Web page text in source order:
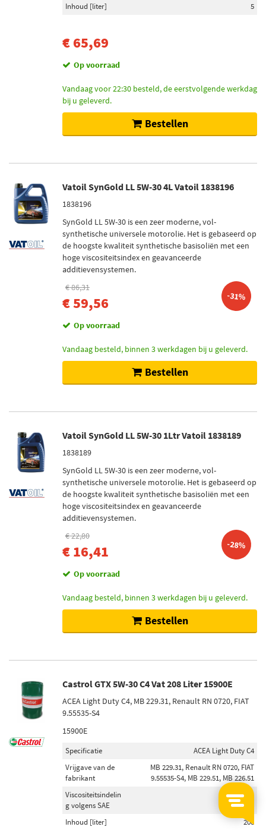
Inhoud [liter]
5
€ 65,69
Op voorraad
Vandaag voor 22:30 besteld, de eerstvolgende werkdag
bij u geleverd.
Bestellen
Vatoil SynGold LL 5W-30 4L Vatoil 1838196
1838196
SynGold LL 5W-30 is een zeer moderne, vol-
synthetische universele motorolie. Het is gebaseerd op
de hoogste kwaliteit synthetische basisoliën met een
hoge viscositeitsindex en geavanceerde
additievensystemen.
€ 86,31
€ 59,56 -31%
Op voorraad
Vandaag besteld, binnen 3 werkdagen bij u geleverd.
Bestellen
Vatoil SynGold LL 5W-30 1Ltr Vatoil 1838189
1838189
SynGold LL 5W-30 is een zeer moderne, vol-
synthetische universele motorolie. Het is gebaseerd op
de hoogste kwaliteit synthetische basisoliën met een
hoge viscositeitsindex en geavanceerde
additievensystemen.
€ 22,80
€ 16,41 -28%
Op voorraad
Vandaag besteld, binnen 3 werkdagen bij u geleverd.
Bestellen
Castrol GTX 5W-30 C4 Vat 208 Liter 15900E
ACEA Light Duty C4, MB 229.31, Renault RN 0720, FIAT
9.55535-S4
15900E
Specificatie
ACEA Light Duty C4
Vrijgave van de
fabrikant
MB 229.31, Renault RN 0720, FIAT
9.55535-S4, MB 229.51, MB 226.51
Viscositeitsindelin
g volgens SAE
5W-30
Inhoud [liter] 208